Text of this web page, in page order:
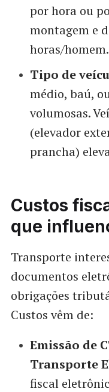
por hora ou
montagem e
horas/homem.
Tipo de
médio, baú,
volumosas.
(elevador
prancha)
Custos
que
Transporte
documentos
obrigações
Custos vêm de:
Emissão de
Transporte
fiscal